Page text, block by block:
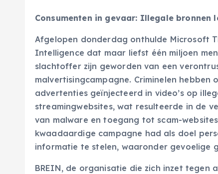
Consumenten in gevaar: Illegale
Afgelopen donderdag onthulde Microsoft
Intelligence dat maar liefst één miljoen
slachtoffer zijn geworden van een
malvertisingcampagne. Criminelen hebben
advertenties geïnjecteerd in video’s op
streamingwebsites, wat resulteerde in de
van malware en toegang tot scam-
kwaadaardige campagne had als doel
informatie te stelen, waaronder gevoelige
BREIN, de organisatie die zich inzet tegen